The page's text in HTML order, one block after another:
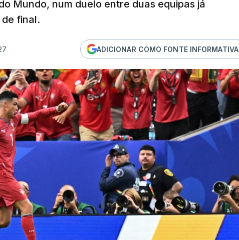
Mundo, num duelo entre duas equipas já
de final.
ADICIONAR COMO FONTE INFORMATIVA